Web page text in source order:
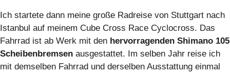
Ich startete dann meine große Radreise von Stuttgart nach
Istanbul auf meinem Cube Cross Race Cyclocross. Das
Fahrrad ist ab Werk mit den hervorragenden Shimano 105
Scheibenbremsen ausgestattet. Im selben Jahr reise ich
mit demselben Fahrrad und derselben Ausstattung einmal